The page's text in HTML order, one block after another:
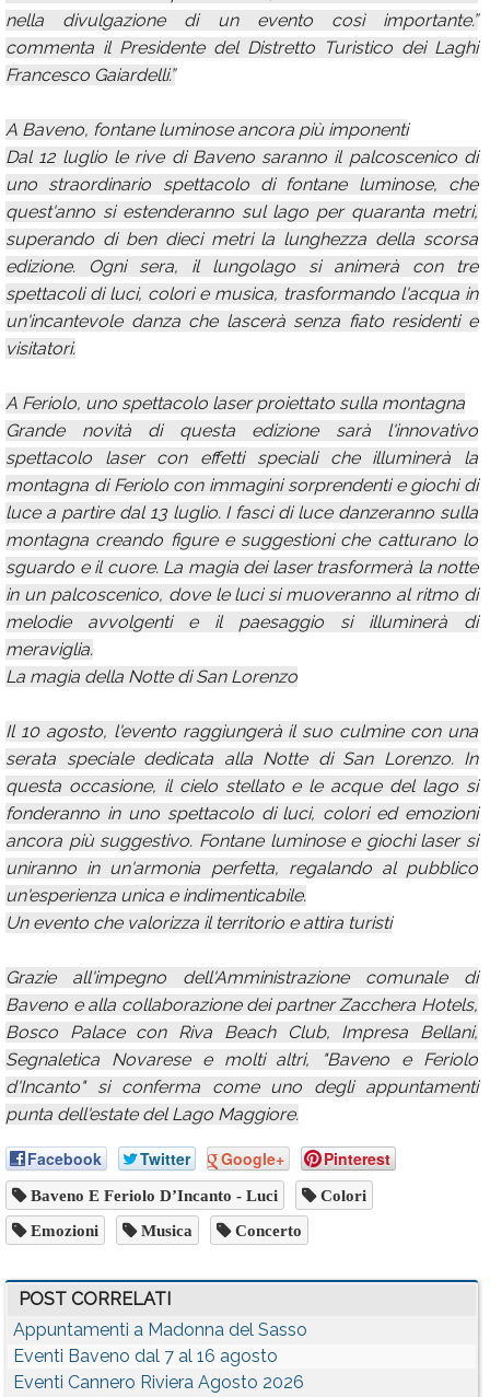
nella divulgazione di un evento così importante.”
commenta il Presidente del Distretto Turistico dei Laghi
Francesco Gaiardelli.”
A Baveno, fontane luminose ancora più imponenti
Dal 12 luglio le rive di Baveno saranno il palcoscenico di
uno straordinario spettacolo di fontane luminose, che
quest'anno si estenderanno sul lago per quaranta metri,
superando di ben dieci metri la lunghezza della scorsa
edizione. Ogni sera, il lungolago si animerà con tre
spettacoli di luci, colori e musica, trasformando l'acqua in
un'incantevole danza che lascerà senza fiato residenti e
visitatori.
A Feriolo, uno spettacolo laser proiettato sulla montagna
Grande novità di questa edizione sarà l'innovativo
spettacolo laser con effetti speciali che illuminerà la
montagna di Feriolo con immagini sorprendenti e giochi di
luce a partire dal 13 luglio. I fasci di luce danzeranno sulla
montagna creando figure e suggestioni che catturano lo
sguardo e il cuore. La magia dei laser trasformerà la notte
in un palcoscenico, dove le luci si muoveranno al ritmo di
melodie avvolgenti e il paesaggio si illuminerà di
meraviglia.
La magia della Notte di San Lorenzo
Il 10 agosto, l'evento raggiungerà il suo culmine con una
serata speciale dedicata alla Notte di San Lorenzo. In
questa occasione, il cielo stellato e le acque del lago si
fonderanno in uno spettacolo di luci, colori ed emozioni
ancora più suggestivo. Fontane luminose e giochi laser si
uniranno in un'armonia perfetta, regalando al pubblico
un'esperienza unica e indimenticabile.
Un evento che valorizza il territorio e attira turisti
Grazie all'impegno dell'Amministrazione comunale di
Baveno e alla collaborazione dei partner Zacchera Hotels,
Bosco Palace con Riva Beach Club, Impresa Bellani,
Segnaletica Novarese e molti altri, "Baveno e Feriolo
d'Incanto" si conferma come uno degli appuntamenti
punta dell'estate del Lago Maggiore.
Facebook Twitter Google+ Pinterest
Baveno E Feriolo D’Incanto - Luci Colori
Emozioni Musica Concerto
POST CORRELATI
Appuntamenti a Madonna del Sasso
Eventi Baveno dal 7 al 16 agosto
Eventi Cannero Riviera Agosto 2026